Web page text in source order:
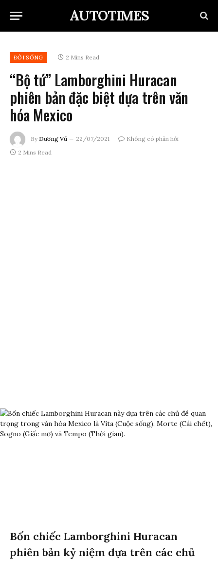
AUTOTIMES
ĐỜI SỐNG 2 Mins Read
“Bộ tứ” Lamborghini Huracan
phiên bản đặc biệt dựa trên văn
hóa Mexico
By Dương Vũ 22/07/2021
Không có phản hồi
2 Mins Read
Bốn chiếc Lamborghini Huracan
phiên bản kỷ niệm dựa trên các chủ